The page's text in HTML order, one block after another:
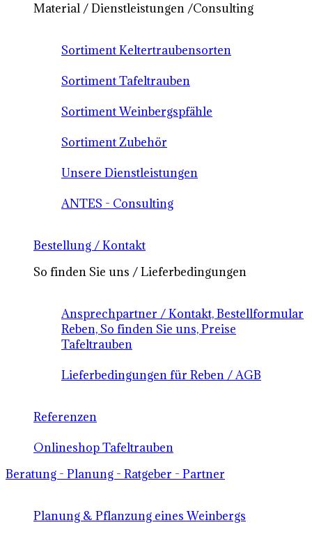
Material / Dienstleistungen /Consulting
Sortiment Keltertraubensorten
Sortiment Tafeltrauben
Sortiment Weinbergspfähle
Sortiment Zubehör
Unsere Dienstleistungen
ANTES - Consulting
Bestellung / Kontakt
So finden Sie uns / Lieferbedingungen
Ansprechpartner / Kontakt, Bestellformular
Reben, So finden Sie uns, Preise
Tafeltrauben
Lieferbedingungen für Reben / AGB
Referenzen
Onlineshop Tafeltrauben
Beratung - Planung - Ratgeber - Partner
Planung & Pflanzung eines Weinbergs